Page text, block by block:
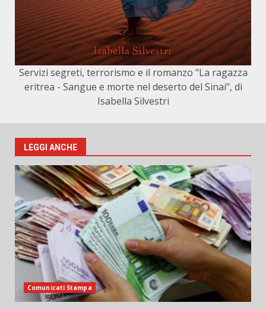
Servizi segreti, terrorismo e il romanzo "La ragazza
eritrea - Sangue e morte nel deserto del Sinai", di
Isabella Silvestri
LEGGI ANCHE
Comunicati Stampa